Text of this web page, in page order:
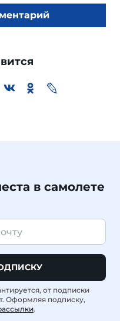
в самолете
от подписки
Оформляя подписку,
.